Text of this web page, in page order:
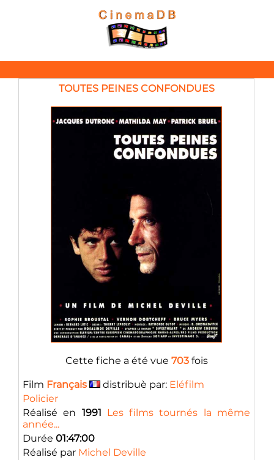
TOUTES PEINES CONFONDUES
Cette fiche a été vue 703fois
Film Français distribuè par: Eléfilm
Policier
Réalisé en 1991 Les films tournés la même
année...
Durée 01:47:00
Réalisé par Michel Deville